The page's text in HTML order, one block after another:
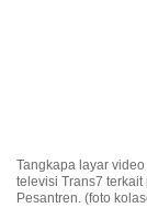
Tangkapa layar
televisi Trans7 terkait
Pesantren. (foto